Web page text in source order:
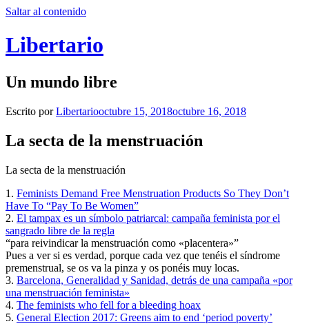
Saltar al contenido
Libertario
Un mundo libre
Escrito porLibertariooctubre 15, 2018octubre 16, 2018
La secta de la menstruación
La secta de la menstruación
1. Feminists Demand Free Menstruation Products So They Don’t
Have To “Pay To Be Women”
2. El tampax es un símbolo patriarcal: campaña feminista por el
sangrado libre de la regla
“para reivindicar la menstruación como «placentera»”
Pues a ver si es verdad, porque cada vez que tenéis el síndrome
premenstrual, se os va la pinza y os ponéis muy locas.
3. Barcelona, Generalidad y Sanidad, detrás de una campaña «por
una menstruación feminista»
4. The feminists who fell for a bleeding hoax
5. General Election 2017: Greens aim to end ‘period poverty’